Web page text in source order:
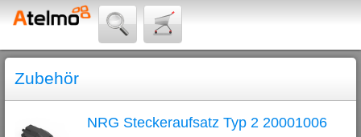
Zubehör
NRG Steckeraufsatz Typ 2 20001006